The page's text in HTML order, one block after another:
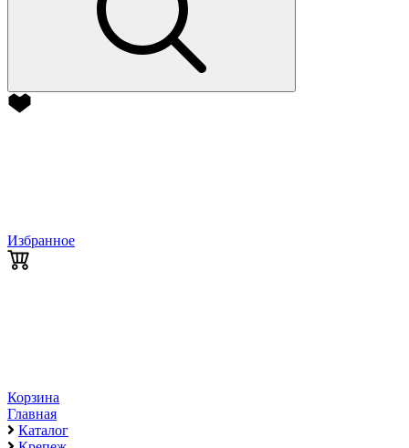
Избранное
Корзина
Главная
Каталог